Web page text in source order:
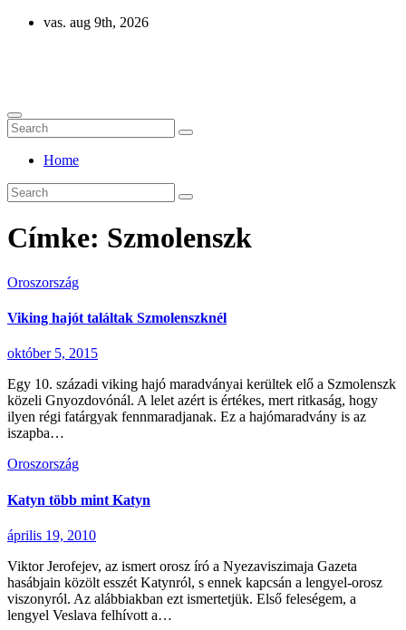
Skip
vas. aug 9th, 2026
Home
Címke: Szmolenszk
Oroszország
Viking hajót találtak Szmolenszknél
október 5, 2015
Egy 10. századi viking hajó maradványai kerültek elő a Szmolenszk
közeli Gnyozdovónál. A lelet azért is értékes, mert ritkaság, hogy
ilyen régi fatárgyak fennmaradjanak. Ez a hajómaradvány is az
iszapba…
Oroszország
Katyn több mint Katyn
április 19, 2010
Viktor Jerofejev, az ismert orosz író a Nyezaviszimaja Gazeta
hasábjain közölt esszét Katynról, s ennek kapcsán a lengyel-orosz
viszonyról. Az alábbiakban ezt ismertetjük. Első feleségem, a
lengyel Veslava felhívott a…